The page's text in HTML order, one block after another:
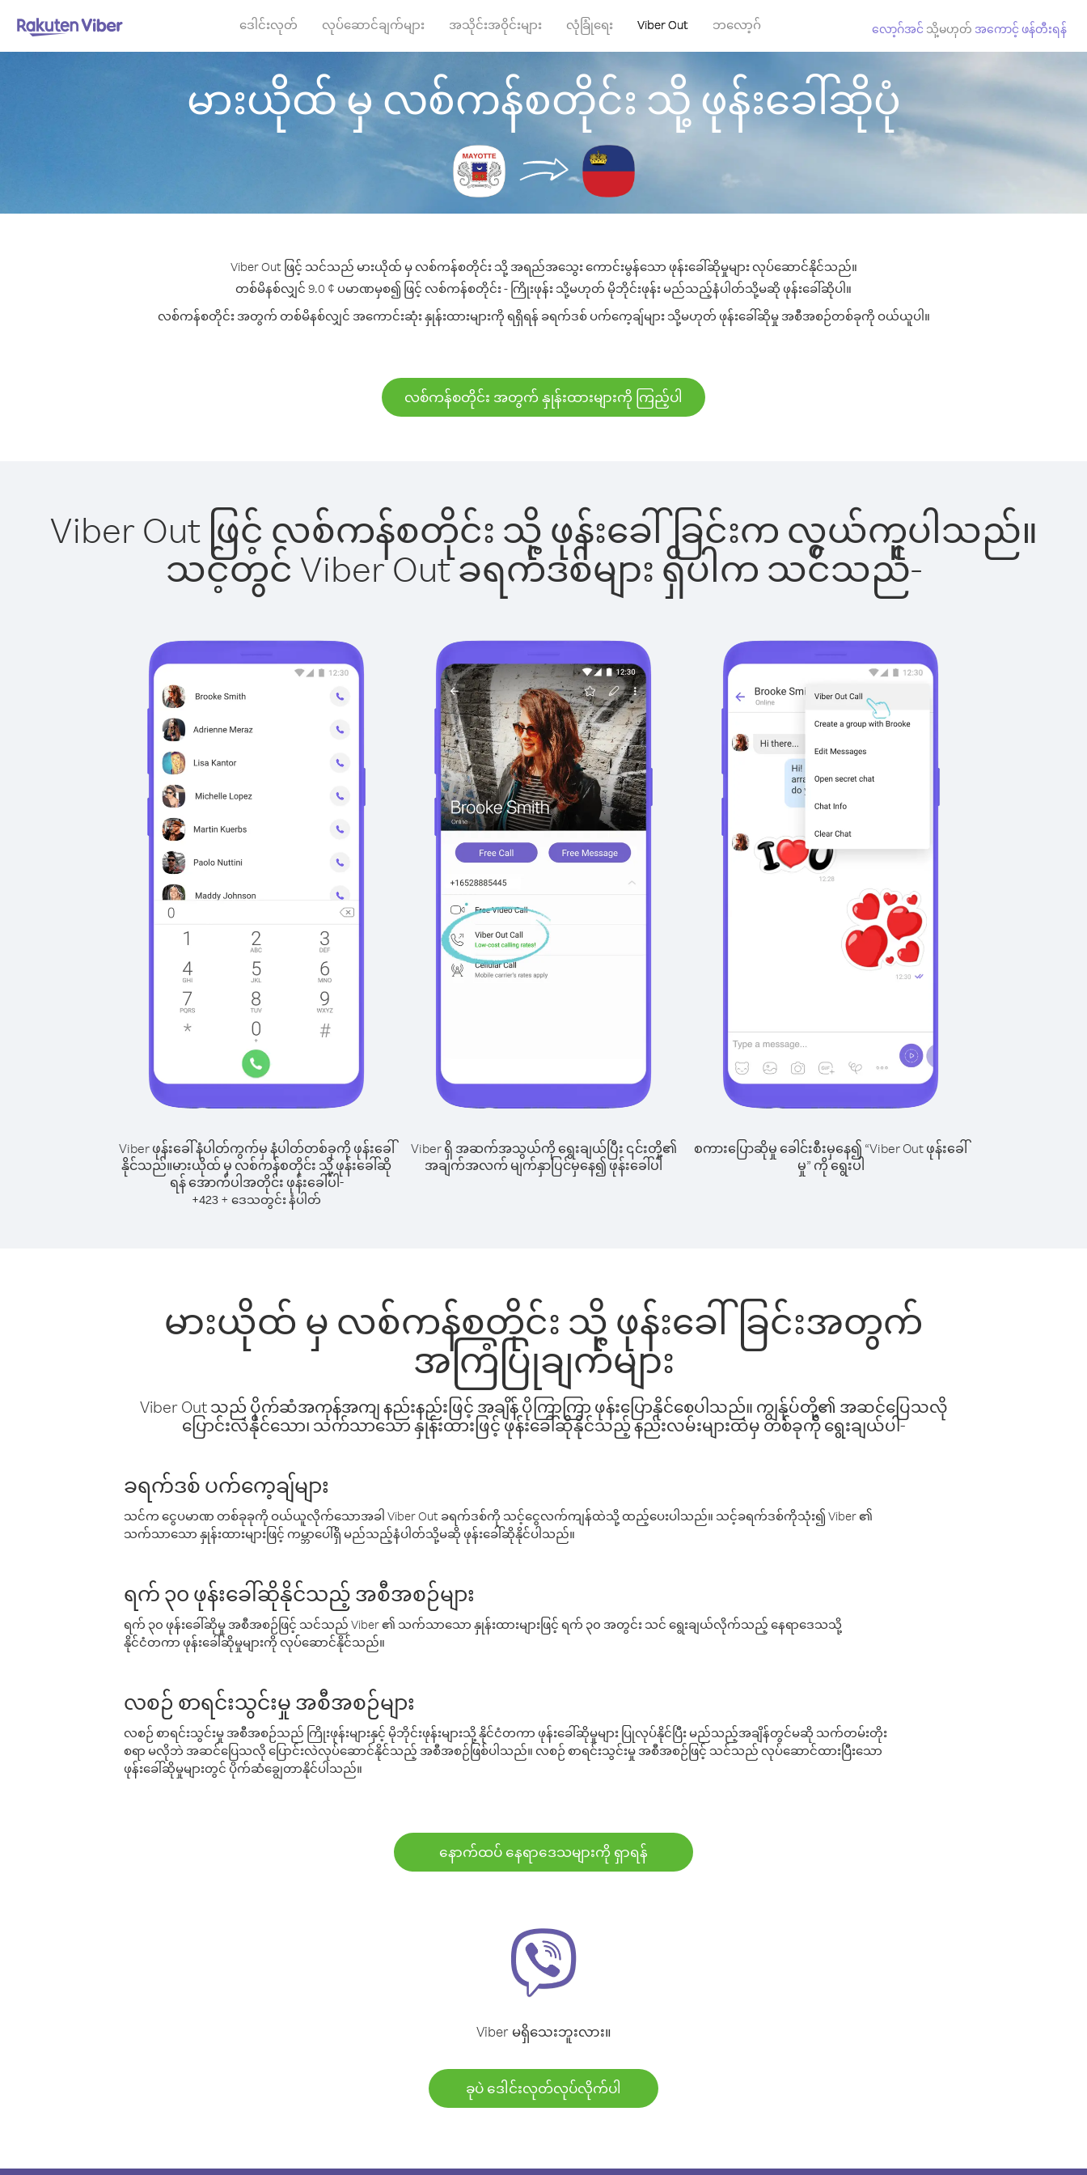
ဒေါင်းလုတ် လုပ်ဆောင်ချက်များ အသိုင်းအဝိုင်းများ လုံခြုံရေး Viber Out ဘလော့ဂ် လော့ဂ်အင် သို့မဟုတ် အကောင့် ဖန်တီးရန်
မားယိုထ် မှ လစ်ကန်စတိုင်း သို့ ဖုန်းခေါ်ဆိုပုံ
Viber Out ဖြင့် သင်သည် မားယိုထ် မှ လစ်ကန်စတိုင်း သို့ အရည်အသွေး ကောင်းမွန်သော ဖုန်းခေါ်ဆိုမှုများ လုပ်ဆောင်နိုင်သည်။
တစ်မိနစ်လျှင် 9.0 ¢ ပမာဏမှစ၍ ဖြင့် လစ်ကန်စတိုင်း - ကြိုးဖုန်း သို့မဟုတ် မိုဘိုင်းဖုန်း မည်သည့်နံပါတ်သို့မဆို ဖုန်းခေါ်ဆိုပါ။
လစ်ကန်စတိုင်း အတွက် တစ်မိနစ်လျှင် အကောင်းဆုံး နှုန်းထားများကို ရရှိရန် ခရက်ဒစ် ပက်ကေ့ချ်များ သို့မဟုတ် ဖုန်းခေါ်ဆိုမှု အစီအစဉ်တစ်ခုကို ဝယ်ယူပါ။
လစ်ကန်စတိုင်း အတွက် နှုန်းထားများကို ကြည့်ပါ
Viber Out ဖြင့် လစ်ကန်စတိုင်း သို့ ဖုန်းခေါ်ခြင်းက လွယ်ကူပါသည်။
သင့်တွင် Viber Out ခရက်ဒစ်များ ရှိပါက သင်သည်-
Viber ဖုန်းခေါ်နံပါတ်ကွက်မှ နံပါတ်တစ်ခုကို ဖုန်းခေါ်
နိုင်သည်။မားယိုထ် မှ လစ်ကန်စတိုင်း သို့ ဖုန်းခေါ်ဆို
ရန် အောက်ပါအတိုင်း ဖုန်းခေါ်ပါ-
+423 + ဒေသတွင်း နံပါတ်
Viber ရှိ အဆက်အသွယ်ကို ရွေးချယ်ပြီး ၎င်းတို့၏
အချက်အလက် မျက်နှာပြင်မှနေ၍ ဖုန်းခေါ်ပါ
စကားပြောဆိုမှု ခေါင်းစီးမှနေ၍ “Viber Out ဖုန်းခေါ်
မှု” ကို ရွေးပါ
မားယိုထ် မှ လစ်ကန်စတိုင်း သို့ ဖုန်းခေါ်ခြင်းအတွက်
အကြံပြုချက်များ
Viber Out သည် ပိုက်ဆံအကုန်အကျ နည်းနည်းဖြင့် အချိန် ပိုကြာကြာ ဖုန်းပြောနိုင်စေပါသည်။ ကျွန်ုပ်တို့၏ အဆင်ပြေသလို
ပြောင်းလဲနိုင်သော၊ သက်သာသော နှုန်းထားဖြင့် ဖုန်းခေါ်ဆိုနိုင်သည့် နည်းလမ်းများထဲမှ တစ်ခုကို ရွေးချယ်ပါ-
ခရက်ဒစ် ပက်ကေ့ချ်များ
သင်က ငွေပမာဏ တစ်ခုခုကို ဝယ်ယူလိုက်သောအခါ Viber Out ခရက်ဒစ်ကို သင့်ငွေလက်ကျန်ထဲသို့ ထည့်ပေးပါသည်။ သင့်ခရက်ဒစ်ကိုသုံး၍ Viber ၏
သက်သာသော နှုန်းထားများဖြင့် ကမ္ဘာပေါ်ရှိ မည်သည့်နံပါတ်သို့မဆို ဖုန်းခေါ်ဆိုနိုင်ပါသည်။
ရက် ၃၀ ဖုန်းခေါ်ဆိုနိုင်သည့် အစီအစဉ်များ
ရက် ၃၀ ဖုန်းခေါ်ဆိုမှု အစီအစဉ်ဖြင့် သင်သည် Viber ၏ သက်သာသော နှုန်းထားများဖြင့် ရက် ၃၀ အတွင်း သင် ရွေးချယ်လိုက်သည့် နေရာဒေသသို့
နိုင်ငံတကာ ဖုန်းခေါ်ဆိုမှုများကို လုပ်ဆောင်နိုင်သည်။
လစဉ် စာရင်းသွင်းမှု အစီအစဉ်များ
လစဉ် စာရင်းသွင်းမှု အစီအစဉ်သည် ကြိုးဖုန်းများနှင့် မိုဘိုင်းဖုန်းများသို့ နိုင်ငံတကာ ဖုန်းခေါ်ဆိုမှုများ ပြုလုပ်နိုင်ပြီး မည်သည့်အချိန်တွင်မဆို သက်တမ်းတိုး
စရာ မလိုဘဲ အဆင်ပြေသလို ပြောင်းလဲလုပ်ဆောင်နိုင်သည့် အစီအစဉ်ဖြစ်ပါသည်။ လစဉ် စာရင်းသွင်းမှု အစီအစဉ်ဖြင့် သင်သည် လုပ်ဆောင်ထားပြီးသော
ဖုန်းခေါ်ဆိုမှုများတွင် ပိုက်ဆံချွေတာနိုင်ပါသည်။
နောက်ထပ် နေရာဒေသများကို ရှာရန်
Viber မရှိသေးဘူးလား။
ခုပဲ ဒေါင်းလုတ်လုပ်လိုက်ပါ